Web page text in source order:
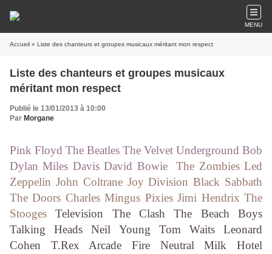
MENU
Accueil » Liste des chanteurs et groupes musicaux méritant mon respect
Liste des chanteurs et groupes musicaux
méritant mon respect
Publié le 13/01/2013 à 10:00
Par Morgane
Pink Floyd The Beatles The Velvet Underground Bob
Dylan Miles Davis David BowieThe Zombies Led
Zeppelin John Coltrane Joy Division Black Sabbath
The Doors Charles Mingus Pixies Jimi Hendrix The
Stooges Television The Clash The Beach Boys
Talking Heads Neil Young Tom Waits Leonard
Cohen T.Rex Arcade Fire Neutral Milk Hotel